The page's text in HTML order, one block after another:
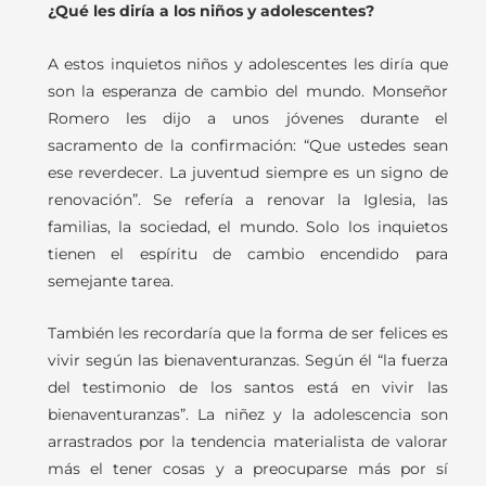
¿Qué les diría a los niños y adolescentes?
A estos inquietos niños y adolescentes les diría que
son la esperanza de cambio del mundo. Monseñor
Romero les dijo a unos jóvenes durante el
sacramento de la confirmación: “Que ustedes sean
ese reverdecer. La juventud siempre es un signo de
renovación”. Se refería a renovar la Iglesia, las
familias, la sociedad, el mundo. Solo los inquietos
tienen el espíritu de cambio encendido para
semejante tarea.
También les recordaría que la forma de ser felices es
vivir según las bienaventuranzas. Según él “la fuerza
del testimonio de los santos está en vivir las
bienaventuranzas”. La niñez y la adolescencia son
arrastrados por la tendencia materialista de valorar
más el tener cosas y a preocuparse más por sí